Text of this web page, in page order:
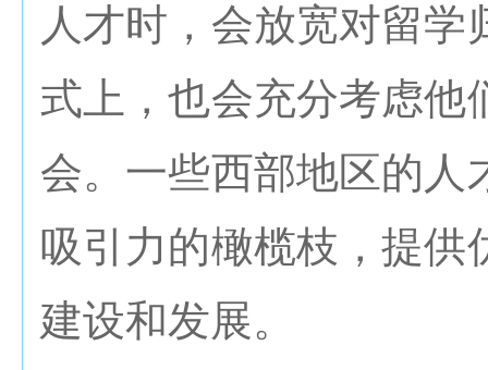
人才时，会放宽对留
式上，也会充分考虑他
会。一些西部地区的人
吸引力的橄榄枝，提供
建设和发展。